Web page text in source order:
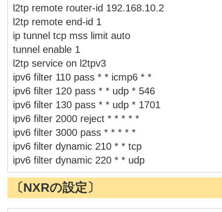
l2tp remote router-id 192.168.10.2
l2tp remote end-id 1
ip tunnel tcp mss limit auto
tunnel enable 1
l2tp service on l2tpv3
ipv6 filter 110 pass * * icmp6 * *
ipv6 filter 120 pass * * udp * 546
ipv6 filter 130 pass * * udp * 1701
ipv6 filter 2000 reject * * * * *
ipv6 filter 3000 pass * * * * *
ipv6 filter dynamic 210 * * tcp
ipv6 filter dynamic 220 * * udp
〔NXRの設定〕